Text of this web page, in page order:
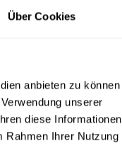
Über Cookies
anbieten zu können
unserer
diese Informationen
Rahmen Ihrer Nutzung